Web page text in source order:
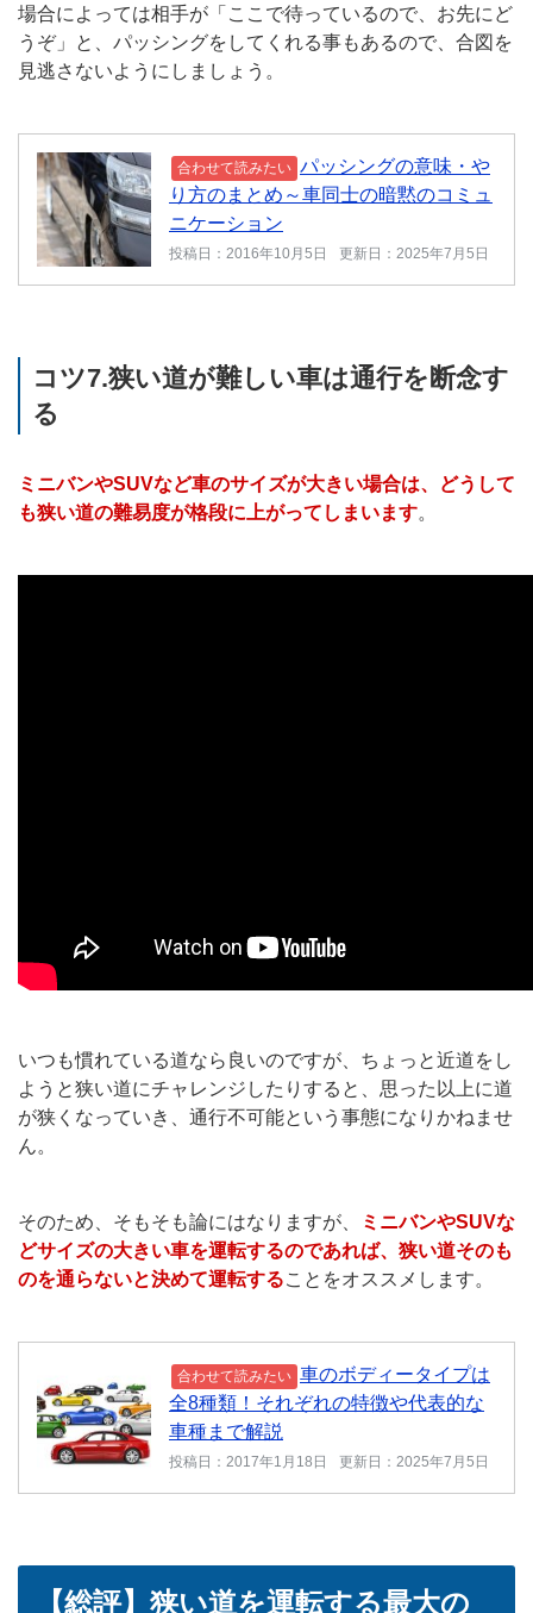
場合によっては相手が「ここで待っているので、お先にど
うぞ」と、パッシングをしてくれる事もあるので、合図を
見逃さないようにしましょう。
合わせて読みたい パッシングの意味・や
り方のまとめ～車同士の暗黙のコミュ
ニケーション
投稿日：2016年10月5日 更新日：2025年7月5日
コツ7.狭い道が難しい車は通行を断念す
る
ミニバンやSUVなど車のサイズが大きい場合は、どうして
も狭い道の難易度が格段に上がってしまいます。
いつも慣れている道なら良いのですが、ちょっと近道をし
ようと狭い道にチャレンジしたりすると、思った以上に道
が狭くなっていき、通行不可能という事態になりかねませ
ん。
そのため、そもそも論にはなりますが、
ミニバンやSUVな
どサイズの大きい車を運転するのであれば、狭い道そのも
のを通らないと決めて運転することをオススメします。
合わせて読みたい 車のボディータイプは
全8種類！それぞれの特徴や代表的な
車種まで解説
投稿日：2017年1月18日 更新日：2025年7月5日
【総評】狭い道を運転する最大の